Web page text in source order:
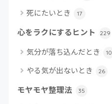
死にたいとき 17
心をラクにするヒント 229
気分が落ち込んだとき 10
やる気が出ないとき 26
モヤモヤ整理法 35